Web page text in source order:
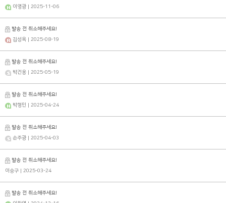
이영광 | 2025-11-06
발송 전 취소해주세요!
김성욱 | 2025-08-19
발송 전 취소해주세요!
박건웅 | 2025-05-19
발송 전 취소해주세요!
박형민 | 2025-04-24
발송 전 취소해주세요!
손주광 | 2025-04-03
발송 전 취소해주세요!
이승구 | 2025-03-24
발송 전 취소해주세요!